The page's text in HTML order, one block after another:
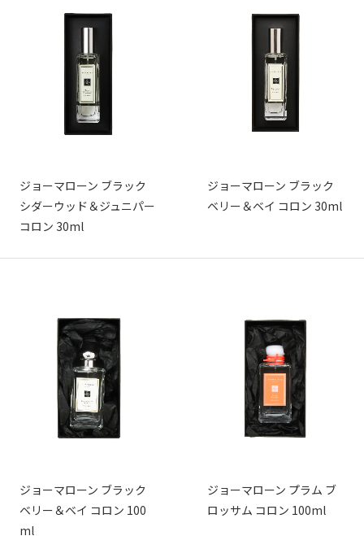
ジョーマローン ブラック
シダーウッド＆ジュニパー
コロン 30ml
ジョーマローン ブラック
ベリー＆ベイ コロン 30ml
ジョーマローン ブラック
ベリー＆ベイ コロン 100
ml
ジョーマローン プラム ブ
ロッサム コロン 100ml